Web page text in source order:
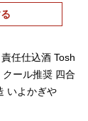
任仕込酒 Tosh
いよかぎや